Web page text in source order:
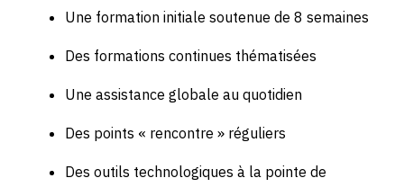
Une formation initiale soutenue de 8 semaines
Des formations continues thématisées
Une assistance globale au quotidien
Des points « rencontre » réguliers
Des outils technologiques à la pointe de